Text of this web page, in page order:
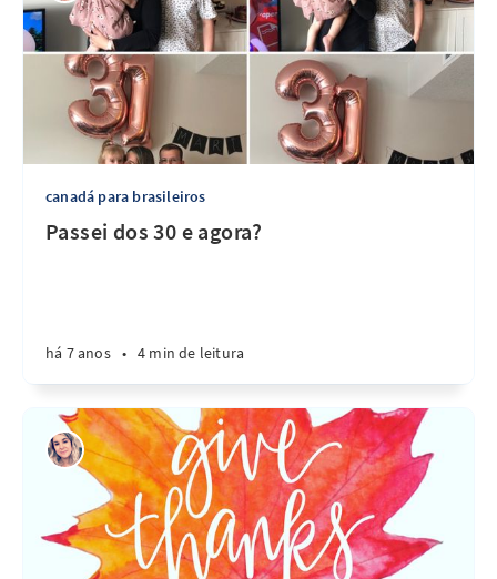
canadá para brasileiros
Passei dos 30 e agora?
há 7 anos • 4 min de leitura